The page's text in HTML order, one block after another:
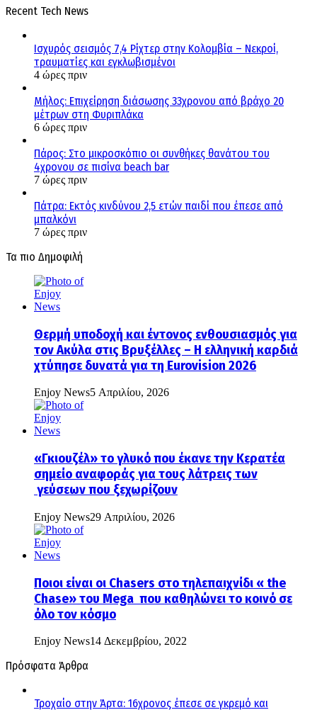
Recent Tech News
Ισχυρός σεισμός 7,4 Ρίχτερ στην Κολομβία – Νεκροί,
τραυματίες και εγκλωβισμένοι
4 ώρες πριν
Μήλος: Επιχείρηση διάσωσης 33χρονου από βράχο 20
μέτρων στη Φυριπλάκα
6 ώρες πριν
Πάρος: Στο μικροσκόπιο οι συνθήκες θανάτου του
4χρονου σε πισίνα beach bar
7 ώρες πριν
Πάτρα: Εκτός κινδύνου 2,5 ετών παιδί που έπεσε από
μπαλκόνι
7 ώρες πριν
Τα πιο Δημοφιλή
Θερμή υποδοχή και έντονος ενθουσιασμός για
τον Ακύλα στις Βρυξέλλες – Η ελληνική καρδιά
χτύπησε δυνατά για τη Eurovision 2026
Enjoy News5 Απριλίου, 2026
«Γκιουζέλ» το γλυκό που έκανε την Κερατέα
σημείο αναφοράς για τους λάτρεις των
γεύσεων που ξεχωρίζουν
Enjoy News29 Απριλίου, 2026
Ποιοι είναι οι Chasers στο τηλεπαιχνίδι « the
Chase» του Mega που καθηλώνει το κοινό σε
όλο τον κόσμο
Enjoy News14 Δεκεμβρίου, 2022
Πρόσφατα Άρθρα
Τροχαίο στην Άρτα: 16χρονος έπεσε σε γκρεμό και